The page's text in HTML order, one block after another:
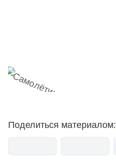
Поделиться материалом: